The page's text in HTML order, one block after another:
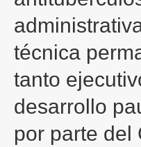
técnica
tanto
desarrollo
por parte del